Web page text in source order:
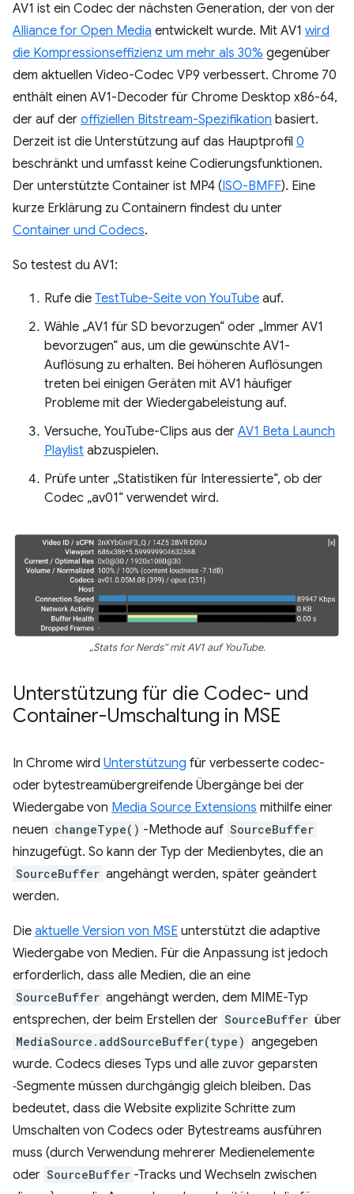
AV1 ist ein Codec der nächsten Generation, der von der
Alliance for Open Media entwickelt wurde. Mit AV1 wird
die Kompressionseffizienz um mehr als 30% gegenüber
dem aktuellen Video-Codec VP9 verbessert. Chrome 70
enthält einen AV1-Decoder für Chrome Desktop x86-64,
der auf der offiziellen Bitstream-Spezifikation basiert.
Derzeit ist die Unterstützung auf das Hauptprofil 0
beschränkt und umfasst keine Codierungsfunktionen.
Der unterstützte Container ist MP4 (ISO-BMFF). Eine
kurze Erklärung zu Containern findest du unter
Container und Codecs.
So testest du AV1:
Rufe die TestTube-Seite von YouTube auf.
Wähle „AV1 für SD bevorzugen“ oder „Immer AV1
bevorzugen“ aus, um die gewünschte AV1-
Auflösung zu erhalten. Bei höheren Auflösungen
treten bei einigen Geräten mit AV1 häufiger
Probleme mit der Wiedergabeleistung auf.
Versuche, YouTube-Clips aus der AV1 Beta Launch
Playlist abzuspielen.
Prüfe unter „Statistiken für Interessierte“, ob der
Codec „av01“ verwendet wird.
„Stats for Nerds“ mit AV1 auf YouTube.
Unterstützung für die Codec- und
Container-Umschaltung in MSE
In Chrome wird Unterstützung für verbesserte codec-
oder bytestreamübergreifende Übergänge bei der
Wiedergabe von Media Source Extensions mithilfe einer
neuen changeType() -Methode auf SourceBuffer
hinzugefügt. So kann der Typ der Medienbytes, die an
SourceBuffer angehängt werden, später geändert
werden.
Die aktuelle Version von MSE unterstützt die adaptive
Wiedergabe von Medien. Für die Anpassung ist jedoch
erforderlich, dass alle Medien, die an eine
SourceBuffer angehängt werden, dem MIME-Typ
entsprechen, der beim Erstellen der SourceBuffer über
MediaSource.addSourceBuffer(type) angegeben
wurde. Codecs dieses Typs und alle zuvor geparsten
‑Segmente müssen durchgängig gleich bleiben. Das
bedeutet, dass die Website explizite Schritte zum
Umschalten von Codecs oder Bytestreams ausführen
muss (durch Verwendung mehrerer Medienelemente
oder SourceBuffer -Tracks und Wechseln zwischen